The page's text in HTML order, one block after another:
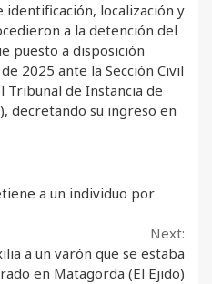
identificación, localización y
a la detención del
puesto a disposición
2025 ante la Sección Civil
Tribunal de Instancia de
decretando su ingreso en
a un individuo por
Next:
a un varón que se estaba
en Matagorda (El Ejido)